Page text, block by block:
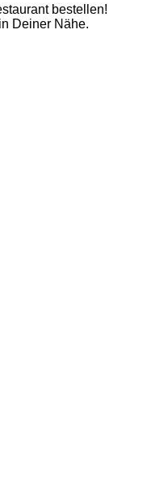
bestellen!
Deiner Nähe.